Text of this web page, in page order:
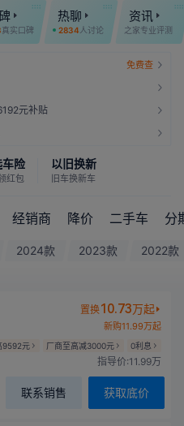
挂式充电盒
真实口碑
热聊
2834 人讨论
资讯
之家专业评测
免费查
元补贴
险
红包
以旧换新
旧车换新车
经销商 降价 二手车 分
2024款 2023款 2022款
置换10.73万起
新购11.99万起
9592元 厂商至高减3000元 0利息
指导价:11.99万
联系销售 获取底价